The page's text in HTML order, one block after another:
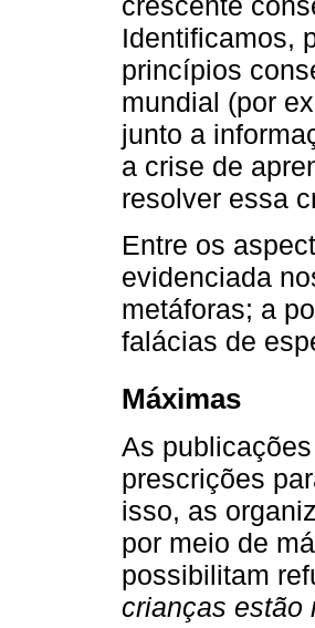
Identificamos,
princípios
mundial (por
junto a
a crise de
resolver essa
Entre os
evidenciada
metáforas; a
falácias de
Máximas
As
prescrições
isso, as
por meio de
possibilitam
crianças estão